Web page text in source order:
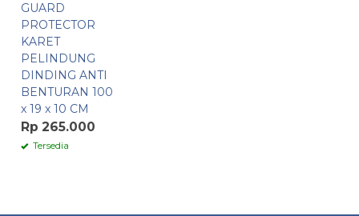
GUARD
PROTECTOR
KARET
PELINDUNG
DINDING ANTI
BENTURAN 100
x 19 x 10 CM
Rp 265.000
Tersedia